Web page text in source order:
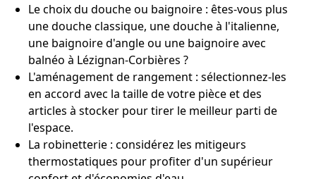
Le choix du douche ou baignoire : êtes-vous plus
une douche classique, une douche à l'italienne,
une baignoire d'angle ou une baignoire avec
balnéo à Lézignan-Corbières ?
L'aménagement de rangement : sélectionnez-les
en accord avec la taille de votre pièce et des
articles à stocker pour tirer le meilleur parti de
l'espace.
La robinetterie : considérez les mitigeurs
thermostatiques pour profiter d'un supérieur